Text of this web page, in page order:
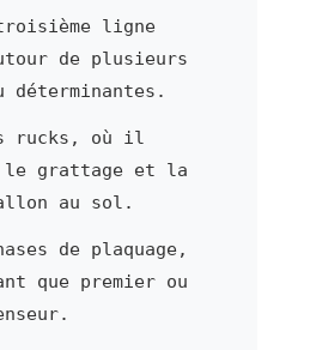
ligne
de plusieurs
déterminantes.
rucks, où il
le grattage et la
au sol.
de plaquage,
que premier ou